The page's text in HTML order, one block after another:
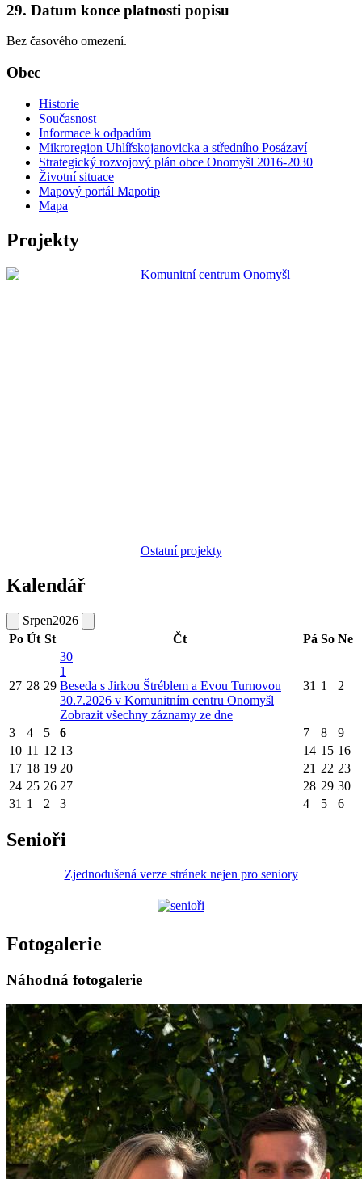
29. Datum konce platnosti popisu
Bez časového omezení.
Obec
Historie
Současnost
Informace k odpadům
Mikroregion Uhlířskojanovicka a středního Posázaví
Strategický rozvojový plán obce Onomyšl 2016-2030
Životní situace
Mapový portál Mapotip
Mapa
Projekty
Ostatní projekty
Kalendář
Srpen2026
Po Út St Čt Pá So Ne
27 28 29
30
1
Beseda s Jirkou Štréblem a Evou Turnovou
30.7.2026 v Komunitním centru Onomyšl
Zobrazit všechny záznamy ze dne
31 1 2
3 4 5 6 7 8
9
10 11 12 13 14 15 16
17 18 19 20 21 22 23
24 25 26 27 28 29 30
31 1 2 3 4 5 6
Senioři
Zjednodušená verze stránek nejen pro seniory
Fotogalerie
Náhodná fotogalerie